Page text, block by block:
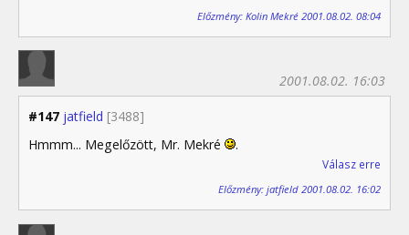
Előzmény: Kolin Mekré 2001.08.02. 08:04
#147 jatfield [3488]
2001.08.02. 16:03
Hmmm... Megelőzött, Mr. Mekré .
Válasz erre
Előzmény: jatfield 2001.08.02. 16:02